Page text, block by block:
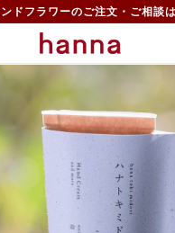
ドフラワーのご注文・ご相談